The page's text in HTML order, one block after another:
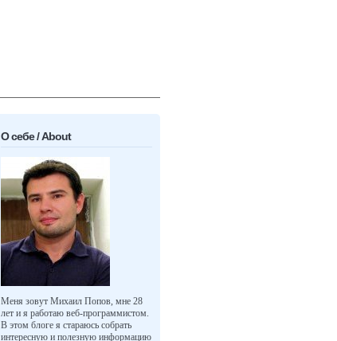
О себе / About
Меня зовут Михаил Попов, мне 28
лет и я работаю веб-программистом.
В этом блоге я стараюсь собрать
интересную и полезную информацию